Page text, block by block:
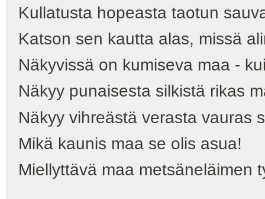
Kullatusta hopeasta taotun
Katson sen kautta alas, missä
Näkyvissä on kumiseva maa -
Näkyy punaisesta silkistä rikas
Näkyy vihreästä verasta vauras
Mikä kaunis maa se olis asua!
Miellyttävä maa metsäneläimen